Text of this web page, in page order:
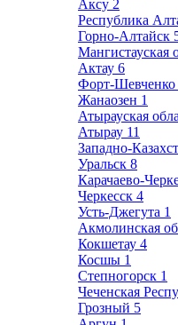
Аксу 2
Республика
Горно-Алтайск
Мангистауская
Актау 6
Форт-Шевченко
Жанаозен 1
Атырауская
Атырау 11
Западно-
Уральск 8
Карачаево-
Черкесск 4
Усть-Джегута 1
Акмолинская
Кокшетау 4
Косшы 1
Степногорск 1
Чеченская
Грозный 5